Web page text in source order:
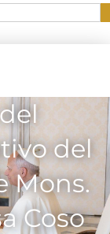
del
Mons.
Coso